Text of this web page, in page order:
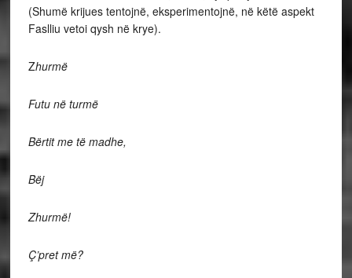
(Shumë krijues tentojnë, eksperimentojnë, në këtë aspekt
Faslliu vetoi qysh në krye).
Zhurmë
Futu në turmë
Bërtit me të madhe,
Bëj
Zhurmë!
Ç’pret më?